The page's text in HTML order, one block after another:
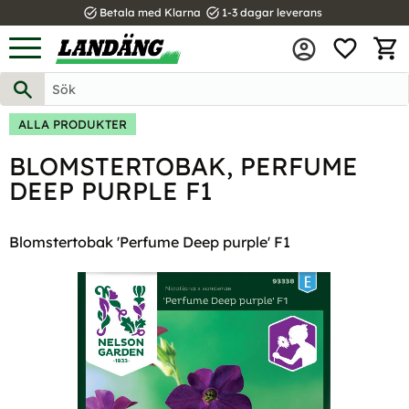
Meny
task_alt Betala med Klarna task_alt 1-3 dagar leverans
ALLA PRODUKTER
BLOMSTERTOBAK, PERFUME
DEEP PURPLE F1
Blomstertobak 'Perfume Deep purple' F1